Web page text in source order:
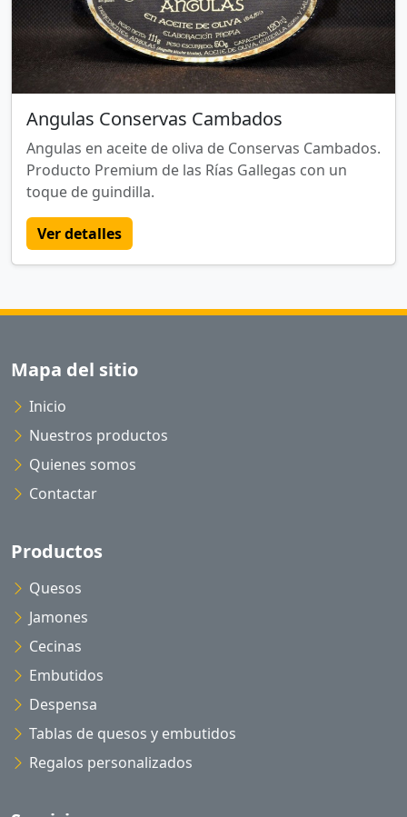
Angulas Conservas Cambados
Angulas en aceite de oliva de Conservas Cambados.
Producto Premium de las Rías Gallegas con un
toque de guindilla.
Ver detalles
Mapa del sitio
Inicio
Nuestros productos
Quienes somos
Contactar
Productos
Quesos
Jamones
Cecinas
Embutidos
Despensa
Tablas de quesos y embutidos
Regalos personalizados